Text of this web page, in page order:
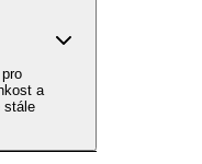
a
stále